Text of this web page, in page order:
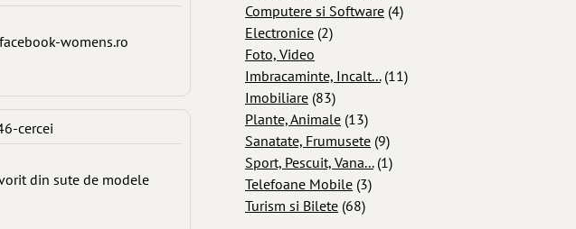
womens.ro
cercei
din sute de modele
Computere si Software (4)
Electronice (2)
Foto, Video
Imbracaminte, Incalt... (11)
Imobiliare (83)
Plante, Animale (13)
Sanatate, Frumusete (9)
Sport, Pescuit, Vana... (1)
Telefoane Mobile (3)
Turism si Bilete (68)